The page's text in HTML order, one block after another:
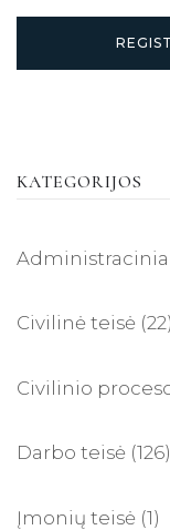
KATEGORIJOS
Civilinė teisė (22)
Civilinio
Darbo teisė (126)
Įmonių teisė (1)